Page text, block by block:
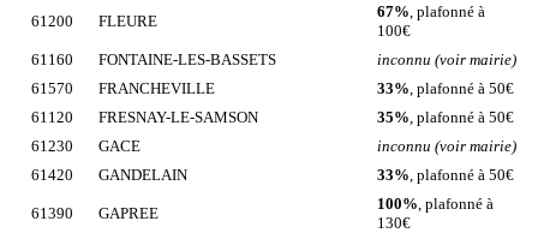
61200 FLEURE
67% , plafonné à
100€
61160
FONTAINE-LES-BASSETS
inconnu (voir mairie)
61570
FRANCHEVILLE 33% , plafonné à 50€
61120
FRESNAY-LE-SAMSON 35% , plafonné à 50€
61230
GACE
inconnu (voir mairie)
61420
GANDELAIN 33% , plafonné à 50€
61390 GAPREE
100% , plafonné à
130€